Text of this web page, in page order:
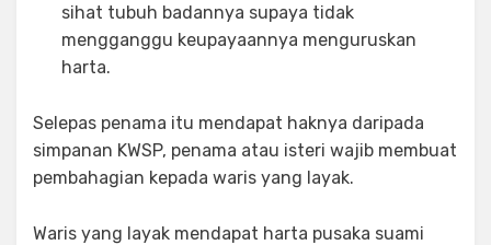
sihat tubuh badannya supaya tidak
mengganggu keupayaannya menguruskan
harta.
Selepas penama itu mendapat haknya daripada
simpanan KWSP, penama atau isteri wajib membuat
pembahagian kepada waris yang layak.
Waris yang layak mendapat harta pusaka suami